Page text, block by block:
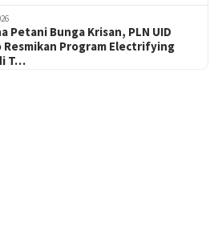
Petani Bunga Krisan, PLN UID
Program Electrifying
T…